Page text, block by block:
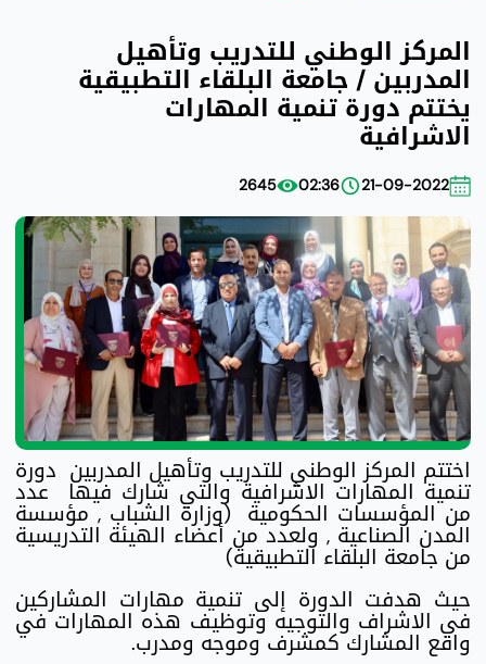
المركز الوطني للتدريب وتأهيل
المدربين / جامعة البلقاء التطبيقية
يختتم دورة تنمية المهارات
الاشرافية
21-09-2022
02:36
2645
اختتم المركز الوطني للتدريب وتأهيل المدربين دورة
تنمية المهارات الاشرافية والتي شارك فيها عدد
من المؤسسات الحكومية (وزارة الشباب , مؤسسة
المدن الصناعية , ولعدد من أعضاء الهيئة التدريسية
من جامعة البلقاء التطبيقية)
حيث هدفت الدورة إلى تنمية مهارات المشاركين
في الاشراف والتوجيه وتوظيف هذه المهارات في
واقع المشارك كمشرف وموجه ومدرب.